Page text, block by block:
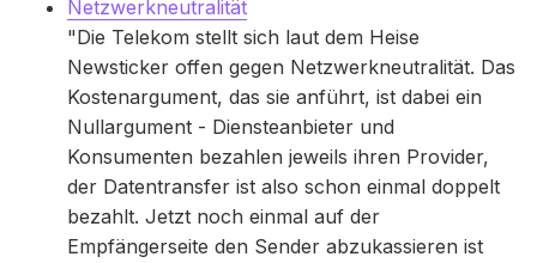
Netzwerkneutralität
"Die Telekom stellt sich laut dem Heise
Newsticker offen gegen Netzwerkneutralität. Das
Kostenargument, das sie anführt, ist dabei ein
Nullargument - Diensteanbieter und
Konsumenten bezahlen jeweils ihren Provider,
der Datentransfer ist also schon einmal doppelt
bezahlt. Jetzt noch einmal auf der
Empfängerseite den Sender abzukassieren ist